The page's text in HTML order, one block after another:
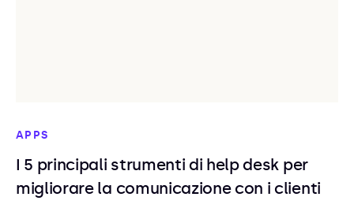
APPS
I 5 principali strumenti di help desk per
migliorare la comunicazione con i clienti